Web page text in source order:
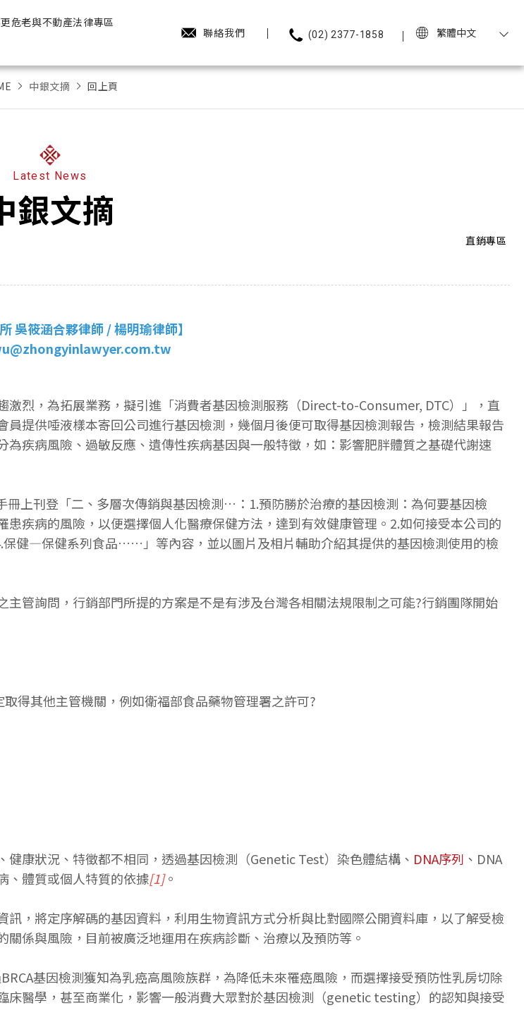
危老與不動產法律專區
聯絡我們 (02) 2377-1858 繁體中文
中銀文摘 回上頁
Latest News
銀文摘
直銷專區
吳筱涵合夥律師 / 楊明瑜律師】
烈，為拓展業務，擬引進「消費者基因檢測服務（Direct-to-Consumer, DTC）」，直
提供唾液樣本寄回公司進行基因檢測，幾個月後便可取得基因檢測報告，檢測結果報告
疾病風險、過敏反應、遺傳性疾病基因與一般特徵，如：影響肥胖體質之基礎代謝速
上刊登「二、多層次傳銷與基因檢測…：1.預防勝於治療的基因檢測：為何要基因檢
疾病的風險，以便選擇個人化醫療保健方法，達到有效健康管理。2.如何接受本公司的
健—保健系列食品……」等內容，並以圖片及相片輔助介紹其提供的基因檢測使用的檢
管詢問，行銷部門所提的方案是不是有涉及台灣各相關法規限制之可能?行銷團隊開始
得其他主管機關，例如衛福部食品藥物管理署之許可?
康狀況、特徵都不相同，透過基因檢測（Genetic Test）染色體結構、 DNA序列 、DNA
、體質或個人特質的依據[1]。
，將定序解碼的基因資料，利用生物資訊方式分析與比對國際公開資料庫，以了解受檢
係與風險，目前被廣泛地運用在疾病診斷、治療以及預防等。
基因檢測獲知為乳癌高風險族群，為降低未來罹癌風險，而選擇接受預防性乳房切除
醫學，甚至商業化，影響一般消費大眾對於基因檢測（genetic testing）的認知與接受